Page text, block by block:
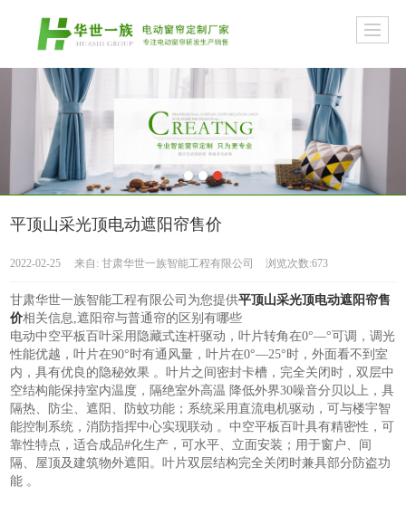
平顶山采光顶电动遮阳帘售价
2022-02-25 来自:甘肃华世一族智能工程有限公司 浏览次数:673
甘肃华世一族智能工程有限公司为您提供平顶山采光顶电动遮阳帘售
价相关信息,遮阳帘与普通帘的区别有哪些
电动中空平板百叶采用隐藏式连杆驱动，叶片转角在0°—°可调，调光
性能优越，叶片在90°时有通风量，叶片在0°—25°时，外面看不到室
内，具有优良的隐秘效果 。叶片之间密封卡槽，完全关闭时，双层中
空结构能保持室内温度，隔绝室外高温 降低外界30噪音分贝以上，具
隔热、防尘、遮阳、防蚊功能；系统采用直流电机驱动，可与楼宇智
能控制系统，消防指挥中心实现联动 。中空平板百叶具有精密性，可
靠性特点，适合成品#化生产，可水平、立面安装；用于窗户、间
隔、屋顶及建筑物外遮阳。叶片双层结构完全关闭时兼具部分防盗功
能 。